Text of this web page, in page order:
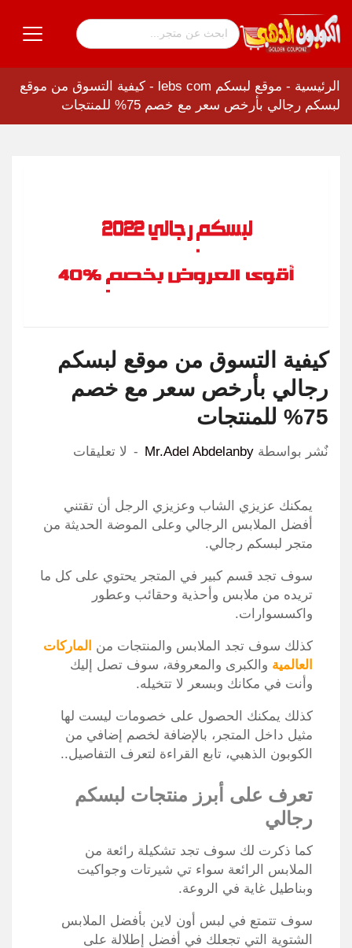
الرئيسية - موقع لبسكم lebs com - كيفية التسوق من موقع
لبسكم رجالي بأرخص سعر مع خصم 75% للمنتجات
كيفية التسوق من موقع لبسكم
رجالي بأرخص سعر مع خصم
75% للمنتجات
نٌشر بواسطة Mr.Adel Abdelanby لا تعليقات
يمكنك عزيزي الشاب وعزيزي الرجل أن تقتني
أفضل الملابس الرجالي وعلى الموضة الحديثة من
متجر لبسكم رجالي.
سوف تجد قسم كبير في المتجر يحتوي على كل ما
تريده من ملابس وأحذية وحقائب وعطور
واكسسوارات.
كذلك سوف تجد الملابس والمنتجات من الماركات
العالمية والكبرى والمعروفة، سوف تصل إليك
وأنت في مكانك وبسعر لا تتخيله.
كذلك يمكنك الحصول على خصومات ليست لها
مثيل داخل المتجر، بالإضافة لخصم إضافي من
الكوبون الذهبي، تابع القراءة لتعرف التفاصيل..
تعرف على أبرز منتجات لبسكم
رجالي
كما ذكرت لك سوف تجد تشكيلة رائعة من
الملابس الرائعة سواء تي شيرتات وجواكيت
وبناطيل غاية في الروعة.
سوف تتمتع في لبس أون لاين بأفضل الملابس
الشتوية التي تجعلك في أفضل إطلالة على